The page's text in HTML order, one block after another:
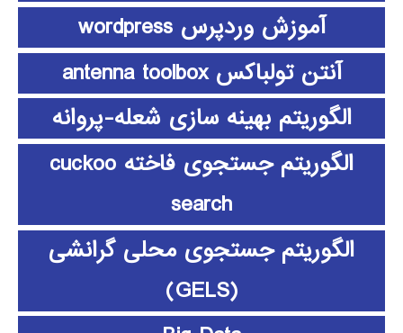
آموزش وردپرس wordpress
آنتن تولباکس antenna toolbox
الگوریتم بهینه سازی شعله-پروانه
الگوریتم جستجوی فاخته cuckoo
search
الگوریتم جستجوی محلی گرانشی
(GELS)